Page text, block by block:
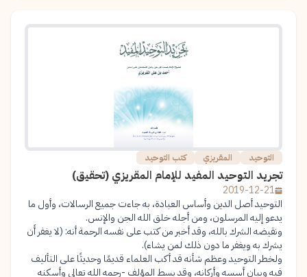
التوحيد المقريزي كتب التوحيد
تجريد التوحيد المفيد للإمام المقريزي (تحقيق)
2019-12-21
التوحيد أصل الدين وأساس العبادة، به جاءت جميع الرسالات، وأول ما
يدعو إليه المرسلون، ومن أجله خلق الله الجن والإنس.
ونقيضه الشرك بالله، وقد أخبر من كتب على نفسه الرحمة أنه: (لا يغفر أَن
يشرك به ويغفر ما دون ذلك لمن يشاء).
ولخطر التوحيد وعظم شأنه قد أكب العلماء قديمًا وحديثًا على التأليف
فيه وبيان أسسه وأركانه، وقد بسط المؤلف -رحمه الله تعالى وأسكنه